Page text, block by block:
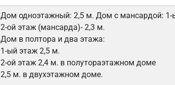
Дом одноэтажный: 2,5 м. Дом с мансардой: 1-
2-ой этаж (мансарда)- 2,3 м.
Дом в полтора и два этажа:
1-ый этаж 2,5 м.
2-ой этаж 2,4 м. в полутораэтажном доме
2,5 м. в двухэтажном доме.